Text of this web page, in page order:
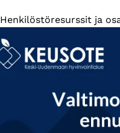
Henkilöstöresurssit ja